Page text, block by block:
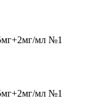
мл №1
мл №1